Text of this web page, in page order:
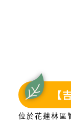
【
位於花蓮林區